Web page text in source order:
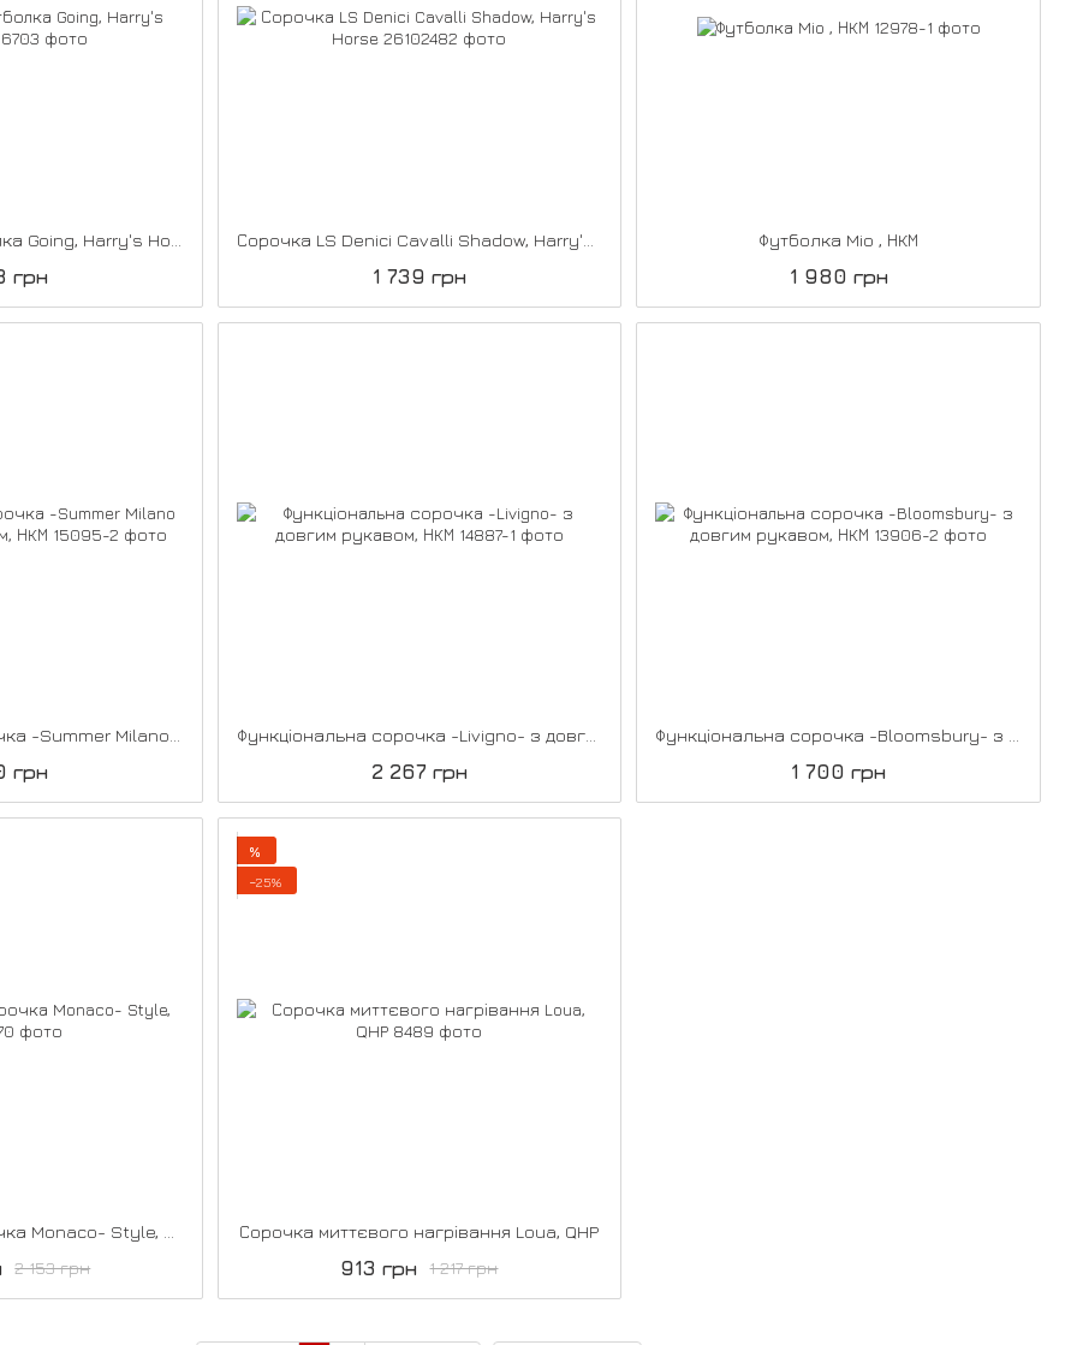
грн 1 739 грн
Футболка Mio , НКМ
1 980 грн
грн
Функціональна сорочка -Livigno- з довгим рукавом, НКМ
2 267 грн 1 700 грн
2 153 грн
%
−25%
Сорочка миттєвого нагрівання Loua, QHP
1 217 грн
913 грн